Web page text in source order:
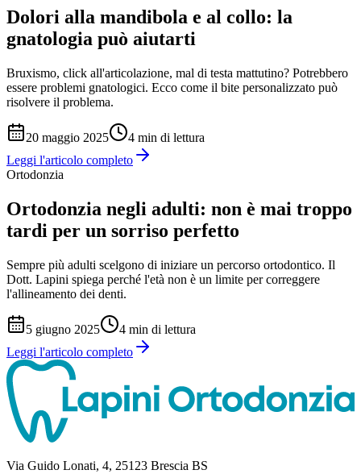
Dolori alla mandibola e al collo: la
gnatologia può aiutarti
Bruxismo, click all'articolazione, mal di testa mattutino? Potrebbero
essere problemi gnatologici. Ecco come il bite personalizzato può
risolvere il problema.
20 maggio 2025 4 min di lettura
Leggi l'articolo completo
Ortodonzia
Ortodonzia negli adulti: non è mai troppo
tardi per un sorriso perfetto
Sempre più adulti scelgono di iniziare un percorso ortodontico. Il
Dott. Lapini spiega perché l'età non è un limite per correggere
l'allineamento dei denti.
5 giugno 2025 4 min di lettura
Leggi l'articolo completo
Via Guido Lonati, 4, 25123 Brescia BS